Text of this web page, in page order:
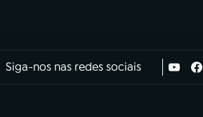
Siga-nos nas redes sociais